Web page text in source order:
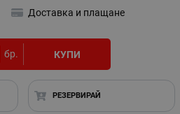
Доставка и плащане
бр. КУПИ
РЕЗЕРВИРАЙ